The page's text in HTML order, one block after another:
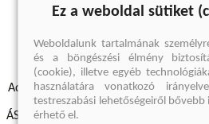
A keresett
Adatvédelmi szabályzatok Elállási
ÁSZF - Vásárlási feltételek
Ez a weboldal sütiket
Weboldalunk tartalmának
és a böngészési élmény
(cookie), illetve egyéb
használatára vonatkozó
testreszabási lehetőségeiről
érhető el.